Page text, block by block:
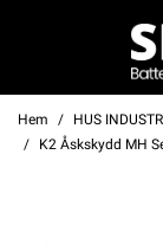
Hem HUS
K2 Åskskydd MH